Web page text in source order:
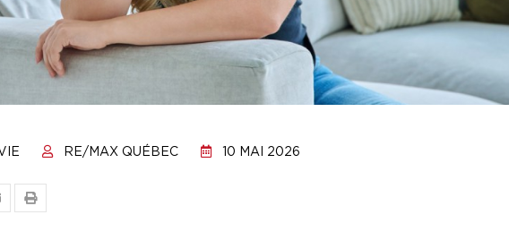
RE/MAX QUÉBEC 10 MAI 2026